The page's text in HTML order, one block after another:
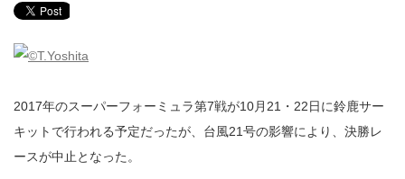
2017年のスーパーフォーミュラ第7戦が10月21・22日に鈴鹿サー
キットで行われる予定だったが、台風21号の影響により、決勝レ
ースが中止となった。